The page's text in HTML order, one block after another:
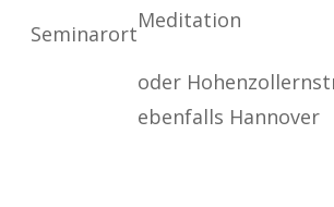
Seminarort
Meditation
oder
ebenfalls Hannover